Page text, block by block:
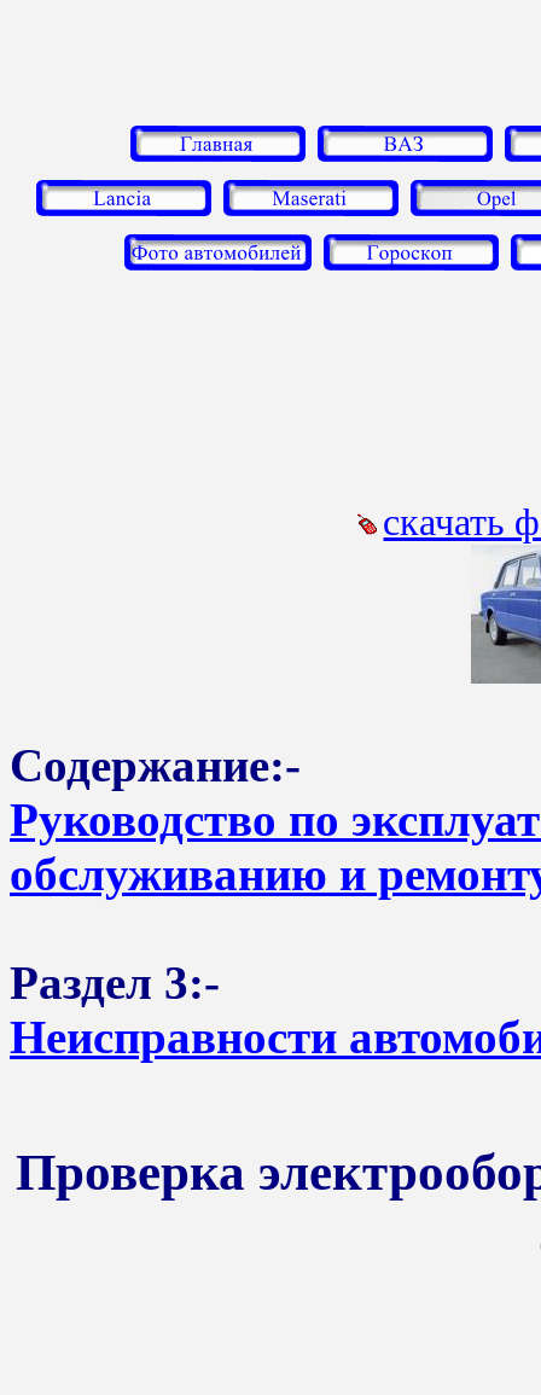
скачать
Содержание:-
Руководство по
обслуживанию и
Раздел 3:-
Неисправности
Проверка